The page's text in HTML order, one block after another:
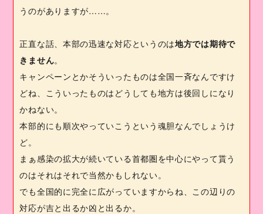
うのがありますが……。
正直な話、本部の迅速な対応というのは地方では期待で
きません。
キャンペーンとかそういったものは全国一斉なんですけ
どね、こういったものはどうしても地方は後回しになり
かねない。
本部的にも順次やっていこうという魂胆なんでしょうけ
ど。
まぁ感染の拡大が続いている首都圏を中心にやって貰う
のはそれはそれで当然かもしれない。
でも全国的に完全に広がっていますからね、この辺りの
対応が吉と出るか凶と出るか。